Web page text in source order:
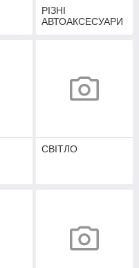
РІЗНІ
АВТОАКСЕСУАРИ
СВІТЛО